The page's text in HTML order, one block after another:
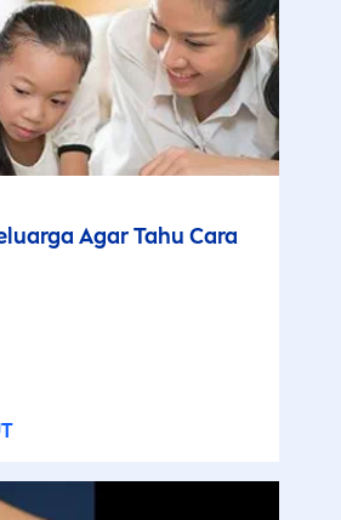
Agar Tahu Cara